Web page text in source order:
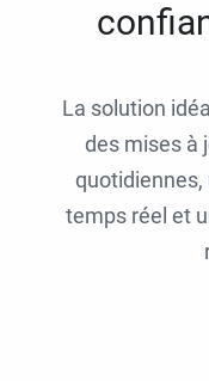
La solution
des mises à
temps réel et